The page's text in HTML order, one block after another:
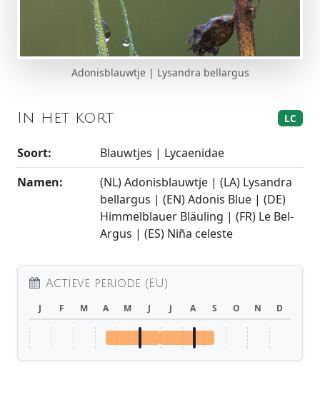
Adonisblauwtje | Lysandra bellargus
In het kort LC
Soort:
Blauwtjes | Lycaenidae
Namen:
(NL) Adonisblauwtje | (LA) Lysandra
bellargus | (EN) Adonis Blue | (DE)
Himmelblauer Bläuling | (FR) Le Bel-
Argus | (ES) Niña celeste
Actieve periode (EU)
J F M A M J J A S O N D